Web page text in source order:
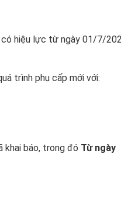
có hiệu lực từ ngày 01/7/
trình phụ cấp mới với:
khai báo, trong đó Từ ngày